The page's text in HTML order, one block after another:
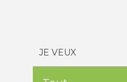
JE VEUX